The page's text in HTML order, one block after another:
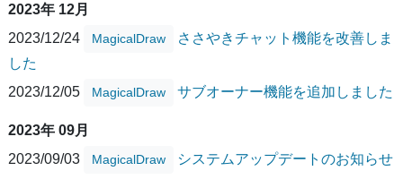
2023年 12月
2023/12/24
MagicalDraw
ささやきチャット機能を改善しま
した
2023/12/05
MagicalDraw サブオーナー機能を追加しました
2023年 09月
2023/09/03
MagicalDraw システムアップデートのお知らせ